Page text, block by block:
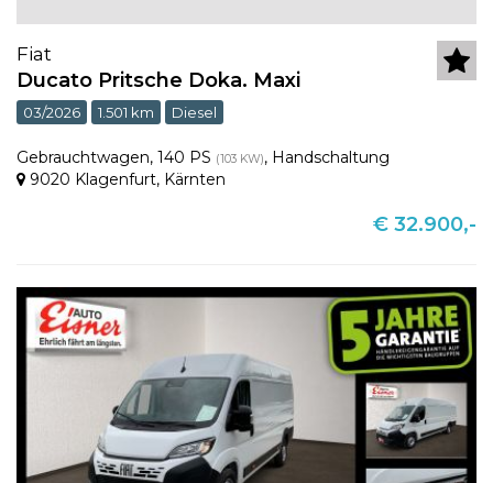
Fiat
Ducato Pritsche Doka. Maxi
03/2026 1.501 km Diesel
Gebrauchtwagen, 140 PS (103 KW), Handschaltung
9020 Klagenfurt, Kärnten
€ 32.900,-